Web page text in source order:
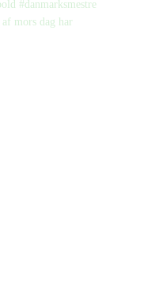
mors dag har